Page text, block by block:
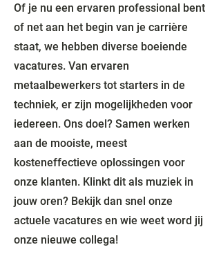
Of je nu een ervaren professional bent
of net aan het begin van je carrière
staat, we hebben diverse boeiende
vacatures. Van ervaren
metaalbewerkers tot starters in de
techniek, er zijn mogelijkheden voor
iedereen. Ons doel? Samen werken
aan de mooiste, meest
kosteneffectieve oplossingen voor
onze klanten. Klinkt dit als muziek in
jouw oren? Bekijk dan snel onze
actuele vacatures en wie weet word jij
onze nieuwe collega!